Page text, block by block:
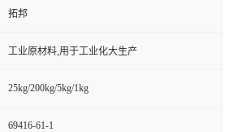
拓邦
工业原材料,用于工业化大生产
25kg/200kg/5kg/1kg
69416-61-1